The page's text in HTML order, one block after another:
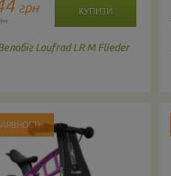
грн
Laufrad LR M Flieder